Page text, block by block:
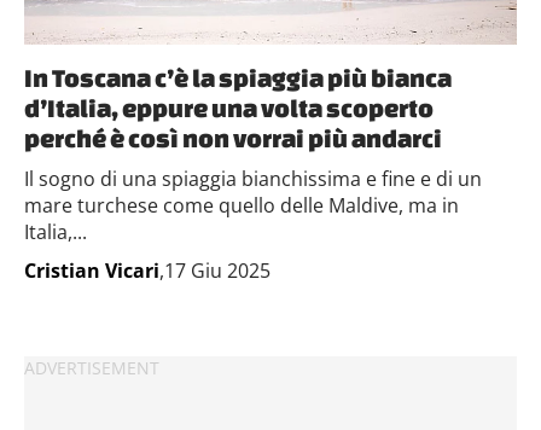
In Toscana c’è la spiaggia più bianca
d’Italia, eppure una volta scoperto
perché è così non vorrai più andarci
Il sogno di una spiaggia bianchissima e fine e di un
mare turchese come quello delle Maldive, ma in
Italia,...
Cristian Vicari,17 Giu 2025